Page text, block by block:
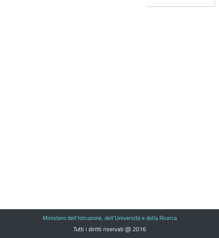
Ministero dell'Istruzione, dell'Università e della Ricerca
Tutti i diritti riservati @ 2016